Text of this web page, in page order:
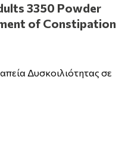
3350 Powder
of Constipation
Δυσκοιλιότητας σε